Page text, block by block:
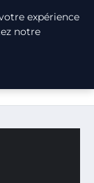
: UN
expérience
notre